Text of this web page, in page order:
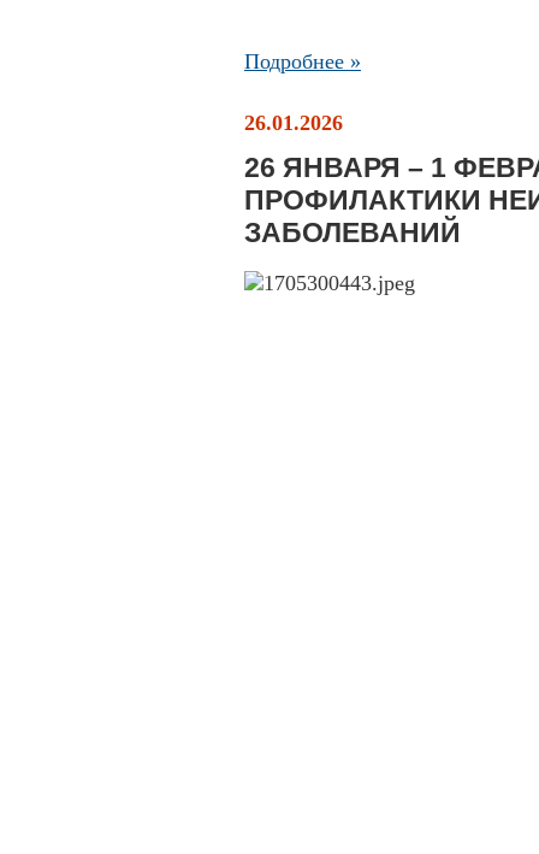
Подробнее »
26.01.2026
26 ЯНВАРЯ – 1
ПРОФИЛАКТИКИ
ЗАБОЛЕВАНИЙ